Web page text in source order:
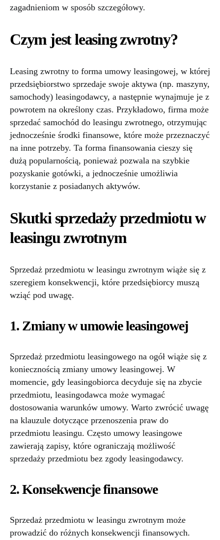
zagadnieniom w sposób szczegółowy.
Czym jest leasing zwrotny?
Leasing zwrotny to forma umowy leasingowej, w której
przedsiębiorstwo sprzedaje swoje aktywa (np. maszyny,
samochody) leasingodawcy, a następnie wynajmuje je z
powrotem na określony czas. Przykładowo, firma może
sprzedać samochód do leasingu zwrotnego, otrzymując
jednocześnie środki finansowe, które może przeznaczyć
na inne potrzeby. Ta forma finansowania cieszy się
dużą popularnością, ponieważ pozwala na szybkie
pozyskanie gotówki, a jednocześnie umożliwia
korzystanie z posiadanych aktywów.
Skutki sprzedaży przedmiotu w
leasingu zwrotnym
Sprzedaż przedmiotu w leasingu zwrotnym wiąże się z
szeregiem konsekwencji, które przedsiębiorcy muszą
wziąć pod uwagę.
1. Zmiany w umowie leasingowej
Sprzedaż przedmiotu leasingowego na ogół wiąże się z
koniecznością zmiany umowy leasingowej. W
momencie, gdy leasingobiorca decyduje się na zbycie
przedmiotu, leasingodawca może wymagać
dostosowania warunków umowy. Warto zwrócić uwagę
na klauzule dotyczące przenoszenia praw do
przedmiotu leasingu. Często umowy leasingowe
zawierają zapisy, które ograniczają możliwość
sprzedaży przedmiotu bez zgody leasingodawcy.
2. Konsekwencje finansowe
Sprzedaż przedmiotu w leasingu zwrotnym może
prowadzić do różnych konsekwencji finansowych.